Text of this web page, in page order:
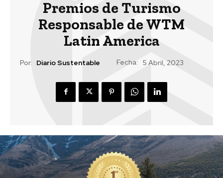
Premios de Turismo
Responsable de WTM
Latin America
Por: Diario Sustentable Fecha: 5 Abril, 2023